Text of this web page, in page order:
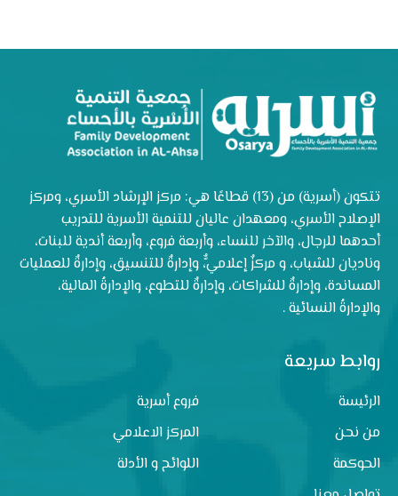
تتكون (أسرية) من (13) قطاعًا هي: مركز الإرشاد الأسري، ومركز
الإصلاح الأسري، ومعهدان عاليان للتنمية الأسرية للتدريب
أحدهما للرجال، والآخر للنساء، وأربعة فروع، وأربعة أندية للبنات،
وناديان للشباب، و مركزٌ إعلاميٌّ، وإدارةٌ للتنسيق، وإدارةٌ للعمليات
المساندة، وإدارةٌ للشراكات، وإدارةٌ للتطوع، والإدارةُ المالية،
والإدارةُ النسائية .
روابط سريعة
الرئيسة
فروع أسرية
من نحن
المركز الاعلامي
الحوكمة
اللوائح و الأدلة